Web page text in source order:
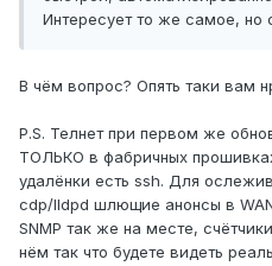
Интересует то же самое, но
В чём вопрос? Опять таки вам
P.S. Телнет при первом же
ТОЛЬКО в фабричных
удалёнки есть ssh. Для
cdp/lldpd шлющие анонсы в
SNMP так же на месте,
нём так что будете видеть